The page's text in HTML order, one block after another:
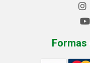
Formas